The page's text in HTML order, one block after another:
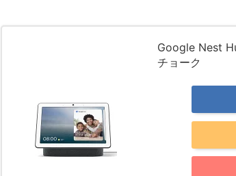
Google Nest
チョーク